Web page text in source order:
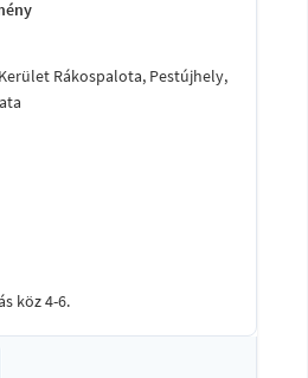
Rákospalota, Pestújhely,
köz 4-6.